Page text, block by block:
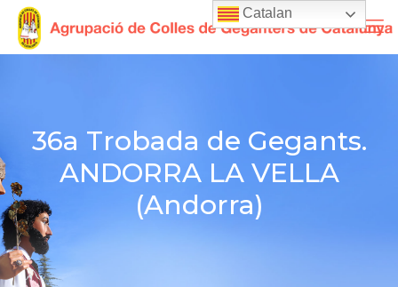
36a Trobada de Gegants.
ANDORRA LA VELLA
(Andorra)
Catalan